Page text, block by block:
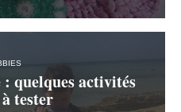
: quelques activités
tester